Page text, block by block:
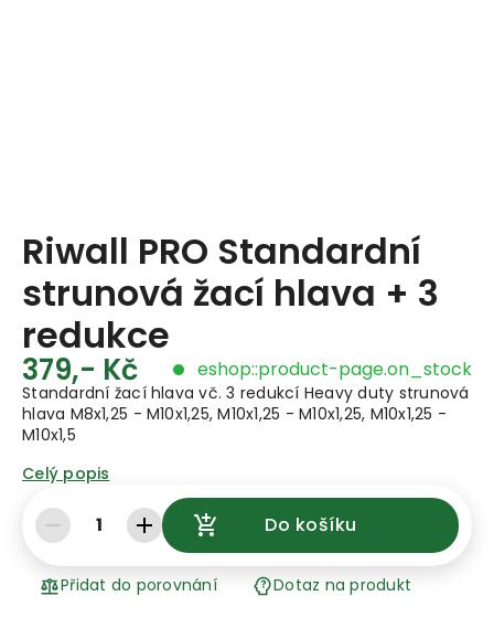
Riwall PRO Standardní
strunová žací hlava + 3
redukce
379,- Kč eshop::product-page.on_stock
Standardní žací hlava vč. 3 redukcí Heavy duty strunová
hlava M8x1,25 - M10x1,25, M10x1,25 - M10x1,25, M10x1,25 -
M10x1,5
Celý popis
1 Do košíku
Přidat do porovnání Dotaz na produkt